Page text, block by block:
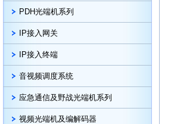
PDH光端机系列
IP接入网关
IP接入终端
音视频调度系统
应急通信及野战光端机系列
视频光端机及编解码器